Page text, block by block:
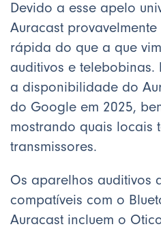
Devido a esse apelo
Auracast
rápida do que a que
auditivos e telebobinas.
a disponibilidade do
do Google em 2025,
mostrando quais locais
transmissores.
Os aparelhos auditivos
compatíveis com o
Auracast incluem o